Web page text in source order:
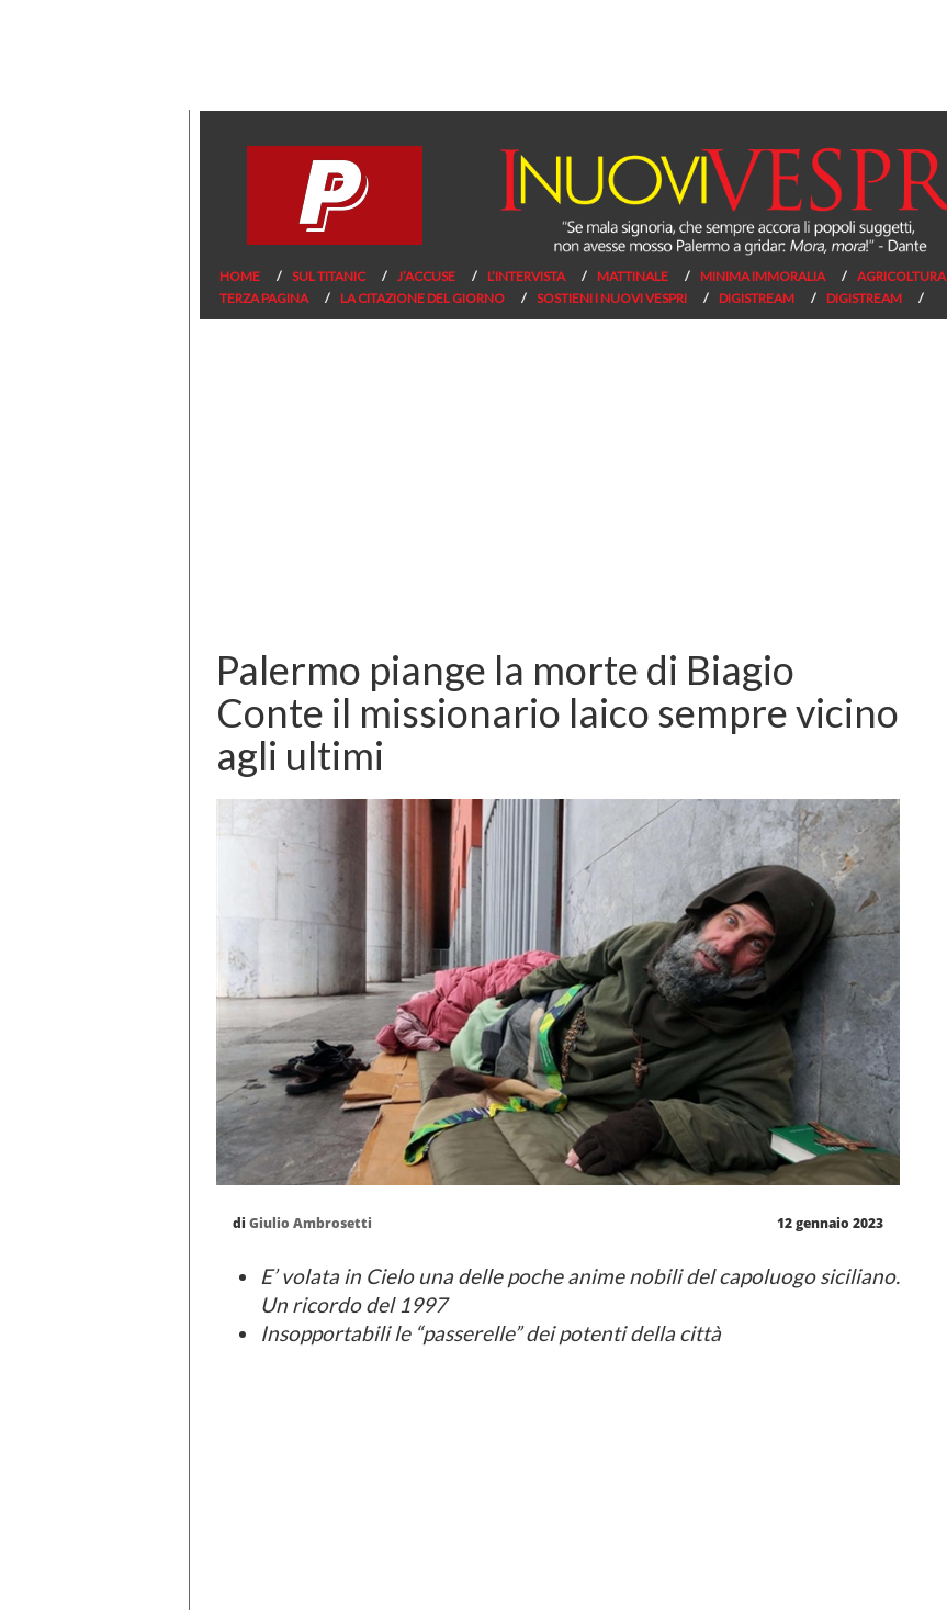
HOME SUL TITANIC J’ACCUSE L’INTERVISTA MATTINALE MINIMA IMMORALIA AGRICOLTURA
TERZA PAGINA
LA CITAZIONE DEL GIORNO SOSTIENI I NUOVI VESPRI DIGISTREAM DIGISTREAM
Palermo piange la morte di Biagio
Conte il missionario laico sempre vicino
agli ultimi
di Giulio Ambrosetti 12 gennaio 2023
E’ volata in Cielo una delle poche anime nobili del capoluogo siciliano.
Un ricordo del 1997
Insopportabili le “passerelle” dei potenti della città